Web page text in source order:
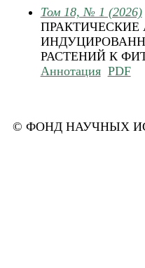
Том 18, № 1 (2026)
РАСТЕНИЙ К
Аннотация PDF
© ФОНД НАУЧНЫХ